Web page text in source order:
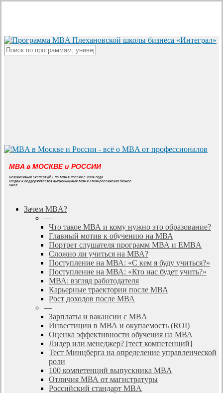
content
MBA в МОСКВЕ и РОССИИ
Независимый эксперт № 1 по MBA в России с 2004 года
Создан и поддерживается выпускниками MBA и EMBA российских бизнес-
школ
search
Menu
Зачем MBA?
—
Что такое МВА и кому нужно это образование?
Главный мотив к обучению на МВА
Портрет слушателя программ МВА и EMBA
Сложно ли учиться на МВА?
Поступление на МВА: «С кем я буду учиться?»
Поступление на МВА: «Кто нас будет учить?»
МВА: взгляд работодателя
Карьерные траектории после МВА
Рост доходов после МВА
—
Зарплаты и вакансии с MBA
Инвестиции в МВА и окупаемость (ROI)
Оценка эффективности обучения на МВА
Лидер или менеджер? [тест компетенций]
Тест Минцберга на определение управленческой
роли
100 компетенций выпускника MBA
Отличия МВА от магистратуры
Российский стандарт MBA